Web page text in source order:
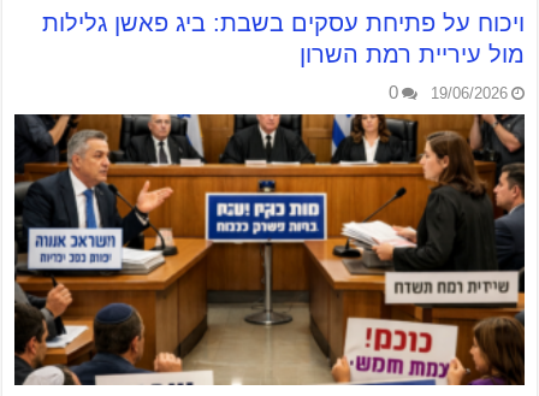
ויכוח על פתיחת עסקים בשבת: ביג פאשן גלילות
מול עיריית רמת השרון
19/06/2026
0